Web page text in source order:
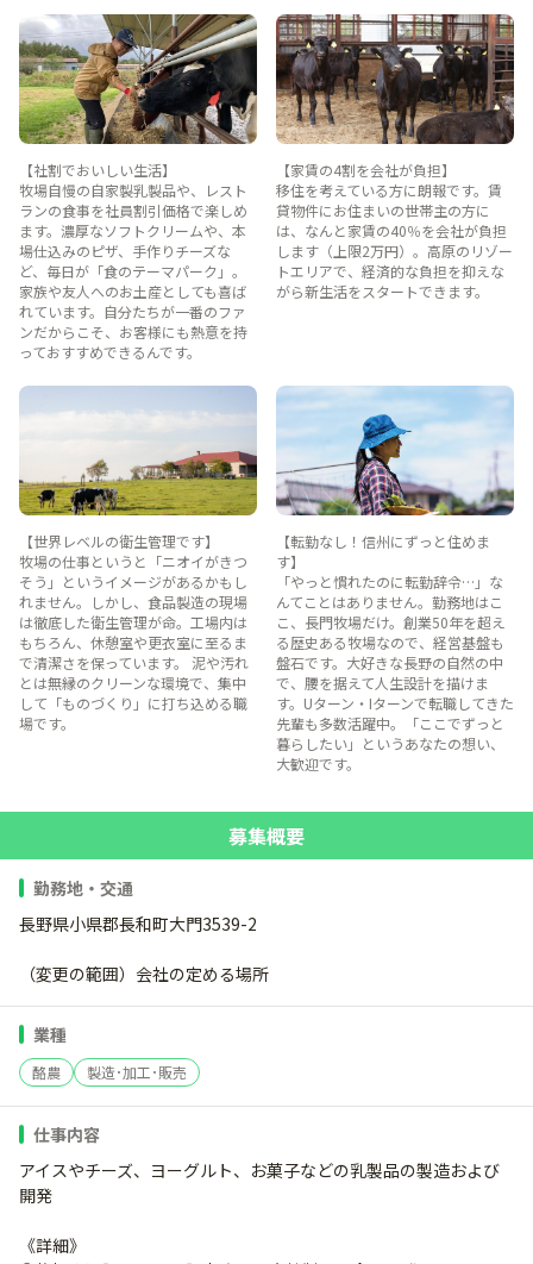
【社割でおいしい生活】
牧場自慢の自家製乳製品や、レスト
ランの食事を社員割引価格で楽しめ
ます。濃厚なソフトクリームや、本
場仕込みのピザ、手作りチーズな
ど、毎日が「食のテーマパーク」。
家族や友人へのお土産としても喜ば
れています。自分たちが一番のファ
ンだからこそ、お客様にも熱意を持
っておすすめできるんです。
【家賃の4割を会社が負担】
移住を考えている方に朗報です。賃
貸物件にお住まいの世帯主の方に
は、なんと家賃の40％を会社が負担
します（上限2万円）。高原のリゾー
トエリアで、経済的な負担を抑えな
がら新生活をスタートできます。
【世界レベルの衛生管理です】
牧場の仕事というと「ニオイがきつ
そう」というイメージがあるかもし
れません。しかし、食品製造の現場
は徹底した衛生管理が命。工場内は
もちろん、休憩室や更衣室に至るま
で清潔さを保っています。 泥や汚れ
とは無縁のクリーンな環境で、集中
して「ものづくり」に打ち込める職
場です。
【転勤なし！信州にずっと住めま
す】
「やっと慣れたのに転勤辞令…」な
んてことはありません。勤務地はこ
こ、長門牧場だけ。創業50年を超え
る歴史ある牧場なので、経営基盤も
盤石です。大好きな長野の自然の中
で、腰を据えて人生設計を描けま
す。Uターン・Iターンで転職してきた
先輩も多数活躍中。「ここでずっと
暮らしたい」というあなたの想い、
大歓迎です。
募集概要
勤務地・交通
長野県小県郡長和町大門3539-2
（変更の範囲）会社の定める場所
業種
酪農 製造･加工･販売
仕事内容
アイスやチーズ、ヨーグルト、お菓子などの乳製品の製造および
開発
《詳細》